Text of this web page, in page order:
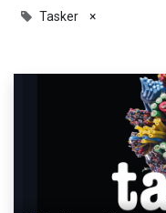
Tasker ×